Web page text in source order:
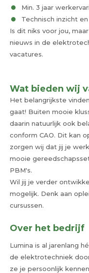
Min. 3 jaar
Technisch inzicht
Is dit niks voor jou,
nieuws in de
vacatures.
Wat bieden wij
Het belangrijkste
gaat! Buiten mooie
daarin natuurlijk ook
conform CAO. Dit kan
zorgen wij dat jij je
mooie
PBM's.
Wil jij je verder
mogelijk. Denk aan
cursussen.
Over het bedrijf
Lumina is al jarenlang
de elektrotechniek
ze je persoonlijk